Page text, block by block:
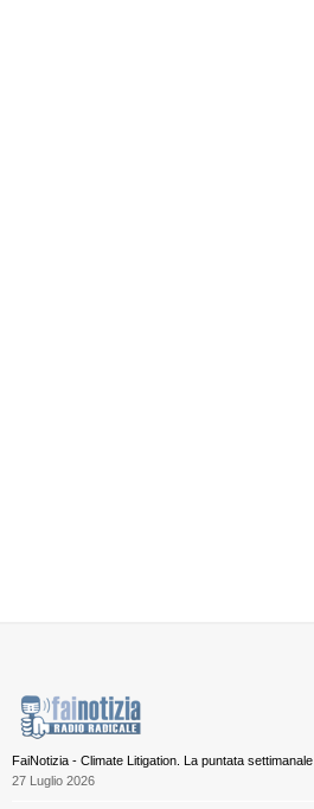
FaiNotizia - Climate Litigation. La puntata settimanale
27 Luglio 2026